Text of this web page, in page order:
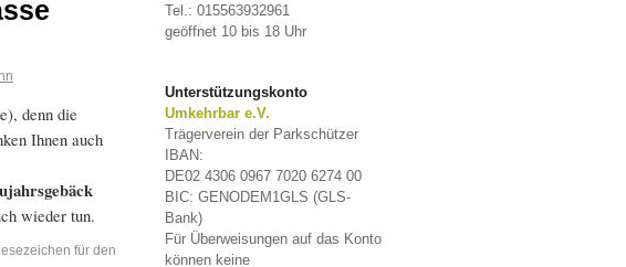
denn die
Ihnen auch
wieder tun.
für den
Tel.: 015563932961
geöffnet 10 bis 18 Uhr
Unterstützungskonto
Umkehrbar e.V.
Trägerverein der Parkschützer
IBAN:
DE02 4306 0967 7020 6274 00
BIC: GENODEM1GLS (GLS-
Bank)
Für Überweisungen auf das Konto
können keine